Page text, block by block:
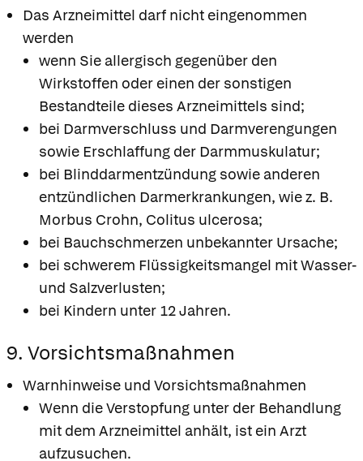
Das Arzneimittel darf nicht eingenommen
werden
wenn Sie allergisch gegenüber den
Wirkstoffen oder einen der sonstigen
Bestandteile dieses Arzneimittels sind;
bei Darmverschluss und Darmverengungen
sowie Erschlaffung der Darmmuskulatur;
bei Blinddarmentzündung sowie anderen
entzündlichen Darmerkrankungen, wie z. B.
Morbus Crohn, Colitus ulcerosa;
bei Bauchschmerzen unbekannter Ursache;
bei schwerem Flüssigkeitsmangel mit Wasser-
und Salzverlusten;
bei Kindern unter 12 Jahren.
9. Vorsichtsmaßnahmen
Warnhinweise und Vorsichtsmaßnahmen
Wenn die Verstopfung unter der Behandlung
mit dem Arzneimittel anhält, ist ein Arzt
aufzusuchen.